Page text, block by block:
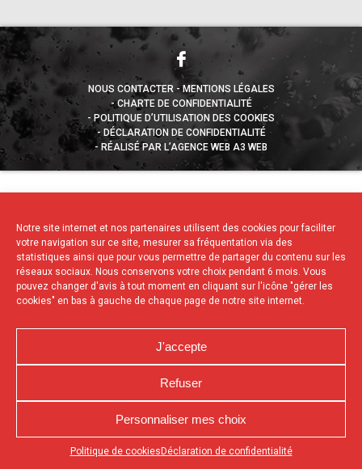
Notre site internet et nos partenaires utilisent des cookies pour faciliter
votre navigation sur ce site, mesurer sa fréquentation via des
statistiques ainsi que pour vous permettre de partager du contenu sur les
réseaux sociaux. Nous conservons votre choix pendant 6 mois. Vous
pouvez changer d'avis à tout moment en cliquant sur l'icône "gérer les
cookies" en bas à gauche de chaque page de notre site internet.
J'accepte
Refuser
Personnaliser mes choix
Politique de cookies Déclaration de confidentialité
Appuyez sur le bouton partager en bas de votre
NOUS CONTACTER
MENTIONS LÉGALES
CHARTE DE CONFIDENTIALITÉ
POLITIQUE D’UTILISATION DES COOKIES
DÉCLARATION DE CONFIDENTIALITÉ
RÉALISÉ PAR L’AGENCE WEB A3 WEB